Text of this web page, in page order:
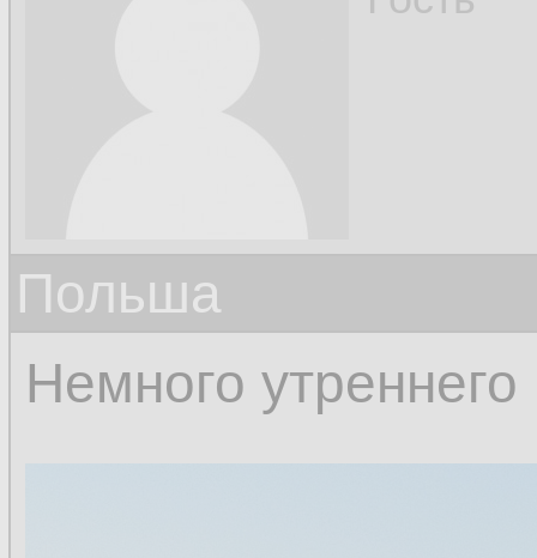
Польша
Немного